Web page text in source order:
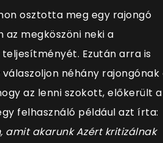
osztotta meg egy rajongó
megköszöni neki a
Ezután arra is
néhány rajongónak
az lenni szokott, előkerült a
felhasználó például azt írta:
amit akarunk Azért kritizálnak